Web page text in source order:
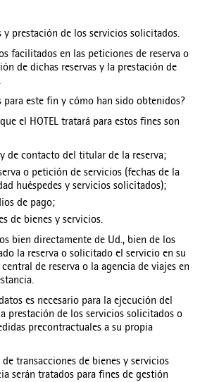
y prestación de los servicios solicitados.
facilitados en las peticiones de reserva o
de dichas reservas y la prestación de
para este fin y cómo han sido obtenidos?
el HOTEL tratará para estos fines son
de contacto del titular de la reserva;
o petición de servicios (fechas de la
huéspedes y servicios solicitados);
de pago;
de bienes y servicios.
bien directamente de Ud., bien de los
la reserva o solicitado el servicio en su
de reserva o la agencia de viajes en
es necesario para la ejecución del
prestación de los servicios solicitados o
precontractuales a su propia
transacciones de bienes y servicios
serán tratados para fines de gestión